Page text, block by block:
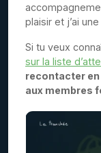
plaisir et j’ai
Si tu veux
sur la liste
recontacter en
aux membres